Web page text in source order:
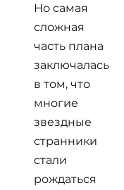
Но самая
сложная
часть плана
заключалась
в том, что
многие
звездные
странники
стали
рождаться